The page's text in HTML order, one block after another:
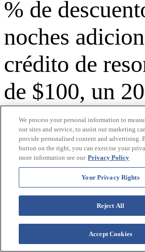
% de
noches
crédito de
de $100, un
descuento en
en el resort,
inscripción
Westgate
Partners, 75
We process your personal information to
our sites and service, to assist our marketing
provide personalised content and advertising.
button on the right, you can exercise your
more information see our Privacy Policy
Your Privacy Rights
Reject All
Accept Cookies